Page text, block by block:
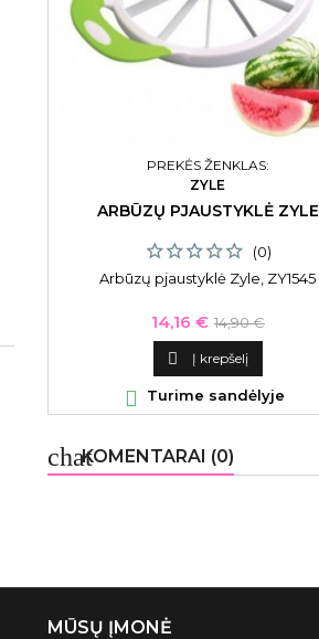
PREKĖS ŽENKLAS:
ZYLE
ARBŪZŲ PJAUSTYKLĖ ZYLE
(0)
Arbūzų pjaustyklė Zyle, ZY1545
Kaina
14,16 € Bazinė
kaina
14,90 €
 Į krepšelį
 Turime sandėlyje
chatKOMENTARAI (0)
MŪSŲ ĮMONĖ